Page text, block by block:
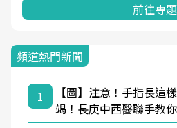
頻道熱門新聞
1
【圖】注意！手指長這
竭！長庚中西醫聯手教